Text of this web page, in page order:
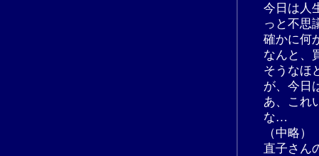
今日は人
っと不思
確かに何
なんと、
そうなほ
が、今日
あ、これ
な…
（中略）
直子さん